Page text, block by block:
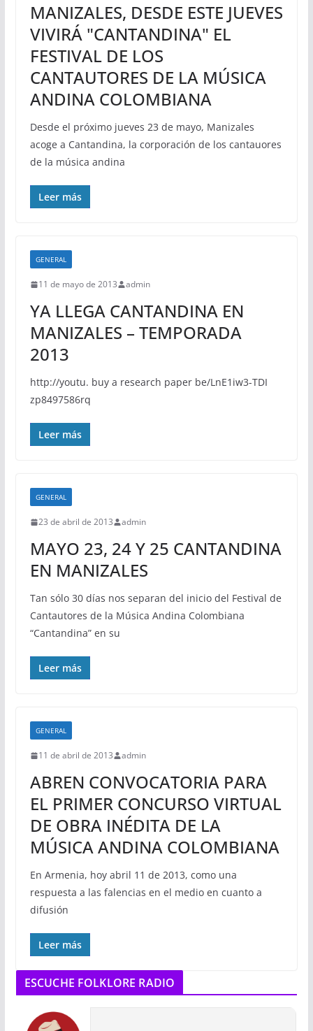
MANIZALES, DESDE ESTE JUEVES
VIVIRÁ "CANTANDINA" EL
FESTIVAL DE LOS
CANTAUTORES DE LA MÚSICA
ANDINA COLOMBIANA
Desde el próximo jueves 23 de mayo, Manizales
acoge a Cantandina, la corporación de los cantauores
de la música andina
Leer más
GENERAL
11 de mayo de 2013 admin
YA LLEGA CANTANDINA EN
MANIZALES – TEMPORADA
2013
http://youtu. buy a research paper be/LnE1iw3-TDI
zp8497586rq
Leer más
GENERAL
23 de abril de 2013 admin
MAYO 23, 24 Y 25 CANTANDINA
EN MANIZALES
Tan sólo 30 días nos separan del inicio del Festival de
Cantautores de la Música Andina Colombiana
“Cantandina” en su
Leer más
GENERAL
11 de abril de 2013 admin
ABREN CONVOCATORIA PARA
EL PRIMER CONCURSO VIRTUAL
DE OBRA INÉDITA DE LA
MÚSICA ANDINA COLOMBIANA
En Armenia, hoy abril 11 de 2013, como una
respuesta a las falencias en el medio en cuanto a
difusión
Leer más
ESCUCHE FOLKLORE RADIO